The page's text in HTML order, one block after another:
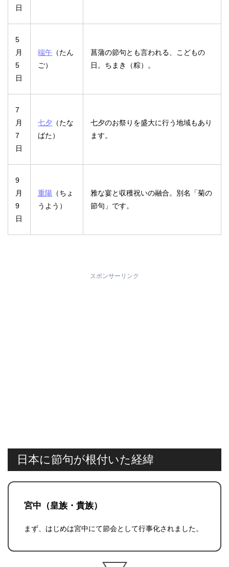
日
5
月
5
日
端午 （たん
ご）
菖蒲の節句とも言われる、こどもの
日。ちまき（粽）。
7
月
7
日
七夕 （たな
ばた）
七夕のお祭りを盛大に行う地域もあり
ます。
9
月
9
日
重陽 （ちょ
うよう）
雅な宴と収穫祝いの融合。別名「菊の
節句」です。
スポンサーリンク
日本に節句が根付いた経緯
宮中（皇族・貴族）
まず、はじめは宮中にて節会として行事化されました。